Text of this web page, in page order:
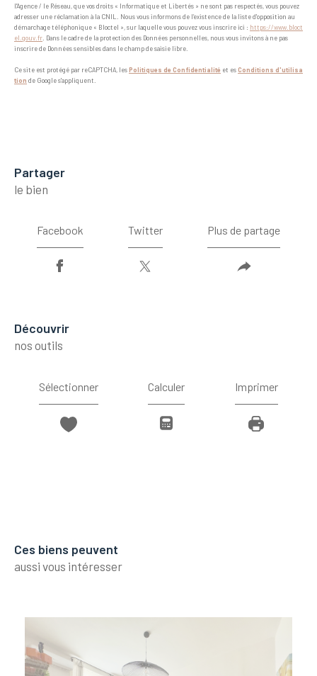
l'Agence / le Réseau, que vos droits « Informatique et Libertés » ne sont pas respectés, vous pouvez
adresser une réclamation à la CNIL. Nous vous informons de l’existence de la liste d'opposition au
démarchage téléphonique « Bloctel », sur laquelle vous pouvez vous inscrire ici : https://www.bloct
el.gouv.fr . Dans le cadre de la protection des Données personnelles, nous vous invitons à ne pas
inscrire de Données sensibles dans le champ de saisie libre.
Ce site est protégé par reCAPTCHA, lesPolitiques de Confidentialité et esConditions d'utilisa
tion de Google s'appliquent.
partager
le bien
Facebook Twitter Plus de partage
découvrir
nos outils
Sélectionner Calculer Imprimer
Ces biens peuvent
aussi vous intéresser